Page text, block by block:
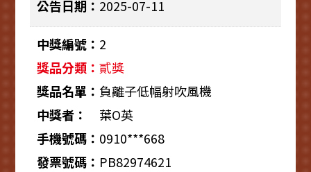
2025-07-11
2
貳獎
負離子低幅射吹風機
葉O英
0910***668
PB82974621